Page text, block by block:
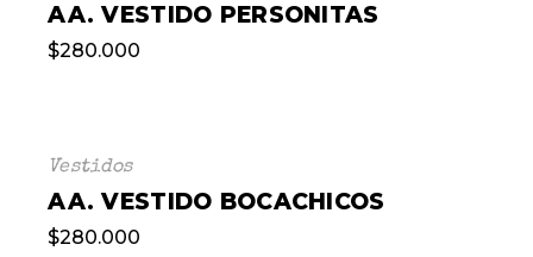
AA. VESTIDO PERSONITAS
$280.000
Vestidos
AA. VESTIDO BOCACHICOS
$280.000